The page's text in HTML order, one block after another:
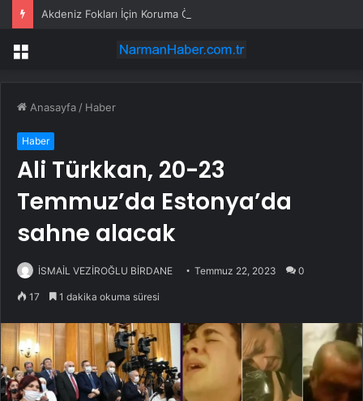
Akdeniz Fokları İçin Koruma Önlemleri
Menü
Anasayfa / Haber
Haber
Ali Türkkan, 20-23
Temmuz’da Estonya’da
sahne alacak
İSMAİL VEZİROĞLU BİRDANE Temmuz 22, 2023 0
17 1 dakika okuma süresi